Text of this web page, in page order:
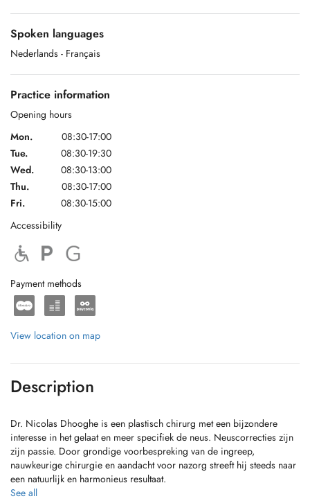
Spoken languages
Nederlands - Français
Practice information
Opening hours
Mon.
08:30-17:00
Tue.
08:30-19:30
Wed.
08:30-13:00
Thu.
08:30-17:00
Fri.
08:30-15:00
Accessibility
Payment methods
View location on map
Description
Dr. Nicolas Dhooghe is een plastisch chirurg met een bijzondere
interesse in het gelaat en meer specifiek de neus. Neuscorrecties zijn
zijn passie. Door grondige voorbespreking van de ingreep,
nauwkeurige chirurgie en aandacht voor nazorg streeft hij steeds naar
een natuurlijk en harmonieus resultaat.
See all